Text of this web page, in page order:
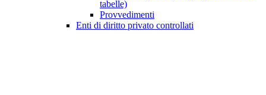
tabelle)
Provvedimenti
Enti di diritto privato controllati